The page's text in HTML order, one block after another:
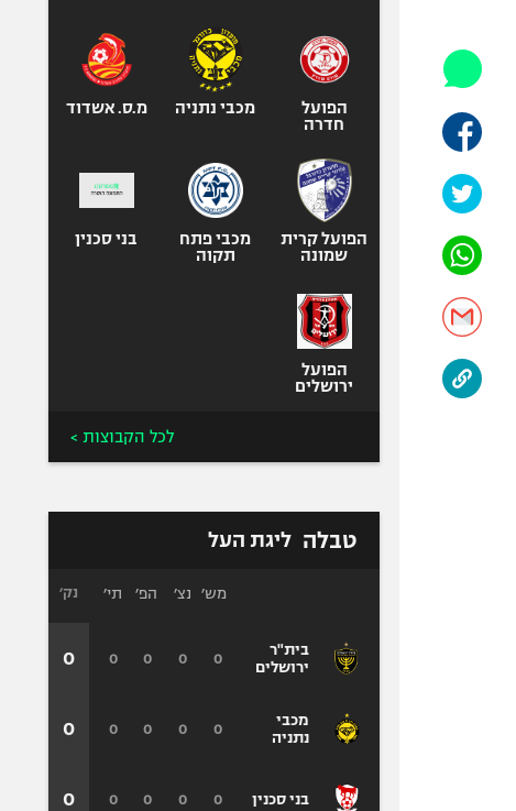
אופניים
ספורט מוטורי
כדורמים
בייסבול MLB
ספורט אתגרי
אומנויות לחימה
הפועל
חדרה
מכבי נתניה מ.ס. אשדוד
הפועל קרית
שמונה
מכבי פתח
תקוה
בני סכנין
הפועל
ירושלים
לכל הקבוצות >
טבלה ליגת העל
בית"ר
ירושלים
מכבי
נתניה
בני סכנין
מש׳ נצ׳ הפ׳ תי׳
0
0
0
0
0
0
0
0
0
0
0
0
נק׳
0
0
0